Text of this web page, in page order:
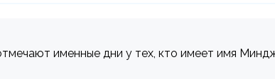
именные дни у тех, кто имеет имя